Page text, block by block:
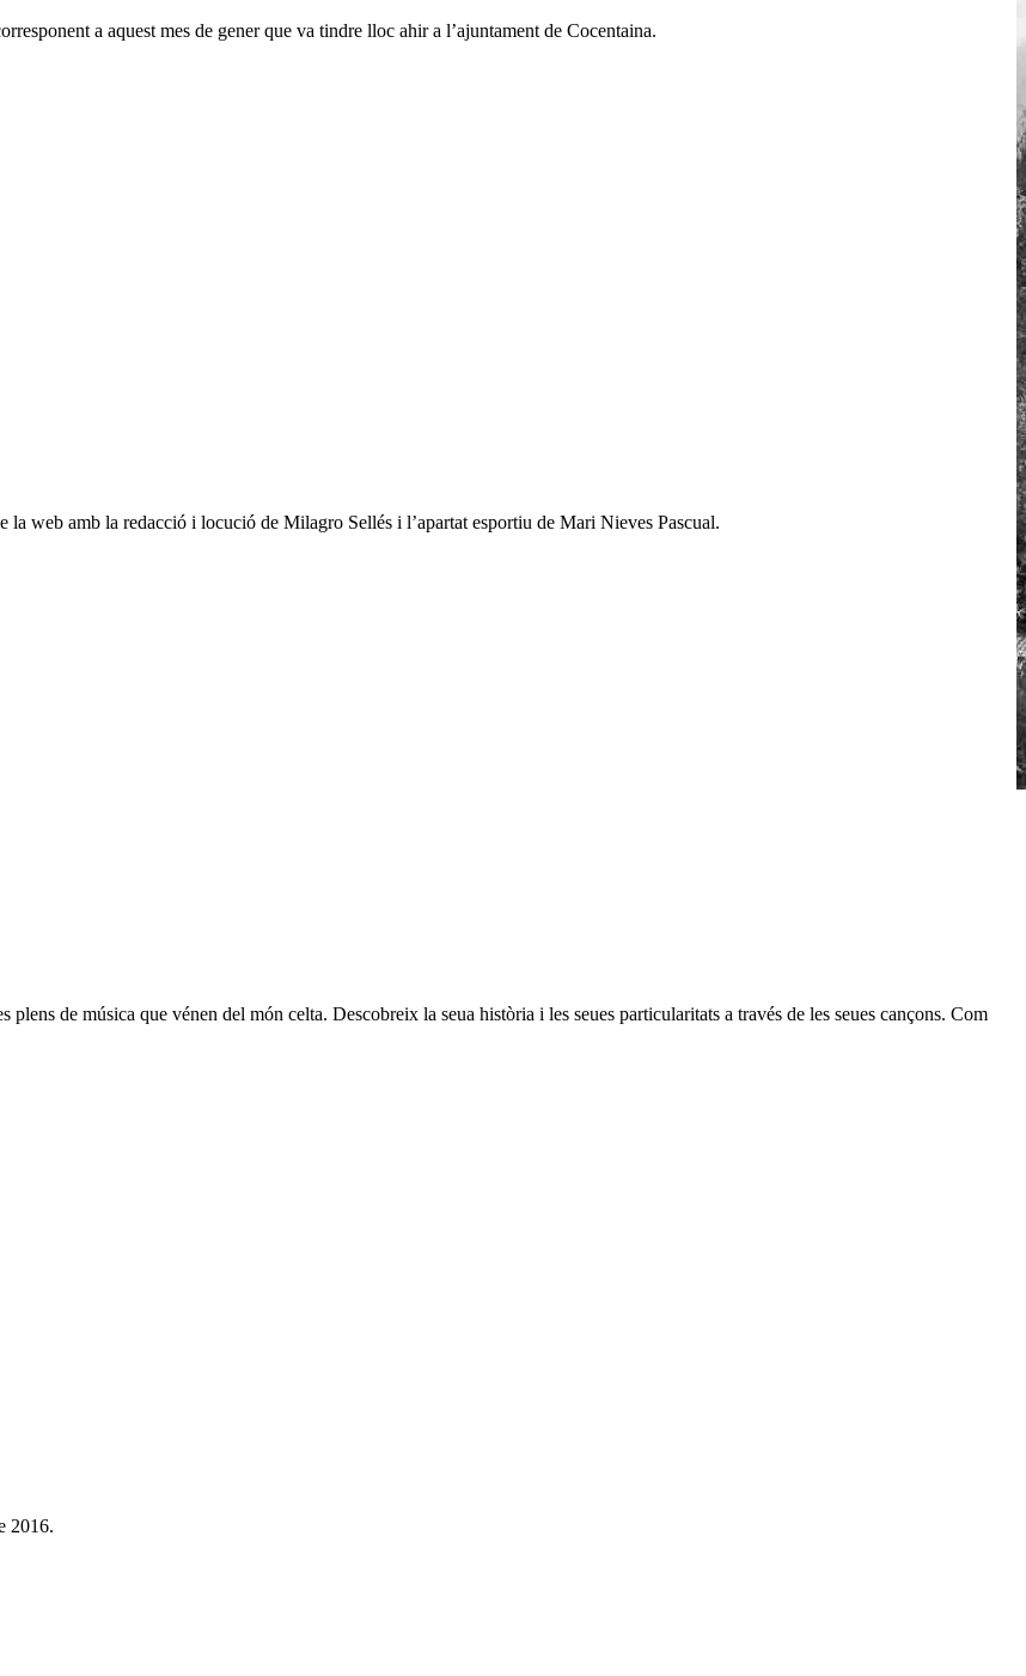
a aquest mes de gener que va tindre lloc ahir a l’ajuntament de Cocentaina.
web amb la redacció i locució de Milagro Sellés i l’apartat esportiu de Mari Nieves Pascual.
de música que vénen del món celta. Descobreix la seua història i les seues particularitats a través de les seues cançons. Com
2016.